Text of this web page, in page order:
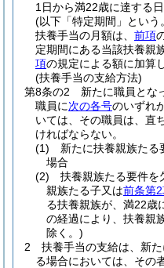
1日から満22歳に達する
(以下「特定期間」という
扶養手当の月額は、 前項
定期間にある当該扶養親
項の規定による額に加算
(扶養手当の支給方法)
第8条の2
新たに職員とな
職員に次の各号のいずれ
いては、その職員は、直
ければならない。
(1)
新たに扶養親族たる
場合
(2)
扶養親族たる要件を
親族たる子又は前条第
る扶養親族が、満22歳
の経過により、扶養親
除く。)
2
扶養手当の支給は、新
る場合においては、その